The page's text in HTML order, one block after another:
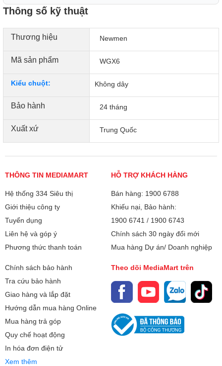
Thông số kỹ thuật
Thương hiệu Newmen
Mã sản phẩm WGX6
Kiểu chuột: Không dây
Bảo hành 24 tháng
Xuất xứ Trung Quốc
THÔNG TIN MEDIAMART
Hệ thống 334 Siêu thị
Giới thiệu công ty
Tuyển dụng
Liên hệ và góp ý
Phương thức thanh toán
HỖ TRỢ KHÁCH HÀNG
Bán hàng: 1900 6788
Khiếu nại, Bảo hành:
1900 6741 / 1900 6743
Chính sách 30 ngày đổi mới
Mua hàng Dự án/ Doanh nghiệp
Chính sách bảo hành
Tra cứu bảo hành
Giao hàng và lắp đặt
Hướng dẫn mua hàng Online
Mua hàng trả góp
Quy chế hoạt động
In hóa đơn điện tử
Xem thêm
Theo dõi MediaMart trên